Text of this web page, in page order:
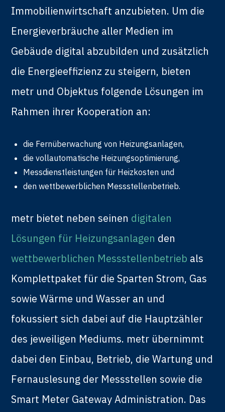
Immobilienwirtschaft anzubieten. Um die
Energieverbräuche aller Medien im
Gebäude digital abzubilden und zusätzlich
die Energieeffizienz zu steigern, bieten
metr und Objektus folgende Lösungen im
Rahmen ihrer Kooperation an:
die Fernüberwachung von Heizungsanlagen,
die vollautomatische Heizungsoptimierung,
Messdienstleistungen für Heizkosten und
den wettbewerblichen Messstellenbetrieb.
metr bietet neben seinen digitalen
Lösungen für Heizungsanlagen den
wettbewerblichen Messstellenbetrieb als
Komplettpaket für die Sparten Strom, Gas
sowie Wärme und Wasser an und
fokussiert sich dabei auf die Hauptzähler
des jeweiligen Mediums. metr übernimmt
dabei den Einbau, Betrieb, die Wartung und
Fernauslesung der Messstellen sowie die
Smart Meter Gateway Administration. Das